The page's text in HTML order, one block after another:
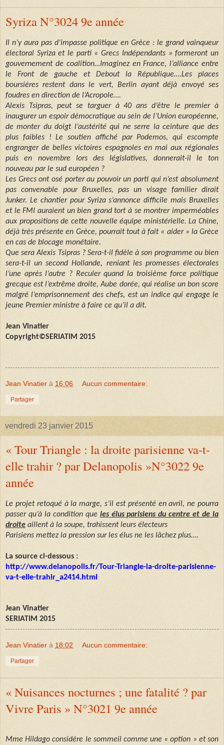
Syriza N°3024 9e année
Il n’y aura pas d’impasse politique en Grèce : le grand vainqueur
électoral Syriza et le parti « Grecs Indépendants » formeront un
gouvernement de coalition…Imaginez en France, l’alliance entre
le Front de gauche et Debout la République….Les places
boursières restent dans le vert, Berlin ayant déjà envoyé ses
foudres en direction de l’Acropole….
Alexis Tsipras, peut se targuer à 40 ans d’être le premier à
inaugurer un espoir démocratique au sein de l’Union européenne,
de monter du doigt l’austérité qui ne serre la ceinture que des
plus faibles ! Le soutien affiché par Podemos, qui escompte
engranger de belles victoires espagnoles en mai aux régionales
puis en novembre lors des législatives, donnerait-il le ton
nouveau par le sud européen ?
Les Grecs ont osé porter au pouvoir un parti qui n’est absolument
pas convenable pour Bruxelles, pas un visage familier dirait
Junker. Le chantier pour Syriza s’annonce difficile mais Bruxelles
et le FMI auraient un bien grand tort à se montrer imperméables
aux propositions de cette nouvelle équipe ministérielle. La Chine,
déjà très présente en Grèce, pourrait tout à fait « aider » la Grèce
en cas de blocage monétaire.
Que sera Alexis Tsipras ? Sera-t-il fidèle à son programme ou bien
sera-t-il un second Hollande, reniant les promesses électorales
l’une après l’autre ? Reculer quand la troisième force politique
grecque est l’extrême droite, Aube dorée, qui réalise un bon score
malgré l’emprisonnement des chefs, est un indice qui engage le
jeune Premier ministre à faire ce qu’il a dit.
Jean Vinatier
Copyright©SERIATIM 2015
Jean Vinatier à 16:06 Aucun commentaire:
Partager
vendredi 23 janvier 2015
« Tour Triangle : la droite parisienne va-t-
elle trahir ? par Delanopolis »N°3022 9e
année
Le projet retoqué à la marge, s’il est présenté en avril, ne pourra
passer qu’à la condition que les élus parisiens du centre et de la
droite aillent à la soupe, trahissent leurs électeurs
Parisiens mettez la pression sur les élus ne les lâchez plus….
La source ci-dessous :
http://www.delanopolis.fr/Tour-Triangle-la-droite-parisienne-
va-t-elle-trahir_a2414.html
Jean Vinatier
SERIATIM 2015
Jean Vinatier à 18:02 Aucun commentaire:
Partager
« Nuisances nocturnes ; une fatalité ? par
Vivre Paris » N°3021 9e année
Mme Hildago considère le sommeil comme une « option » et son